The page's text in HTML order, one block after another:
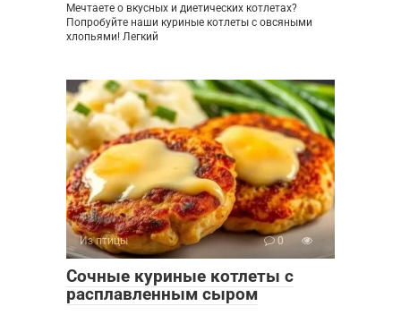
Мечтаете о вкусных и диетических котлетах?
Попробуйте наши куриные котлеты с овсяными
хлопьями! Легкий
Из птицы 0
Сочные куриные котлеты с
расплавленным сыром